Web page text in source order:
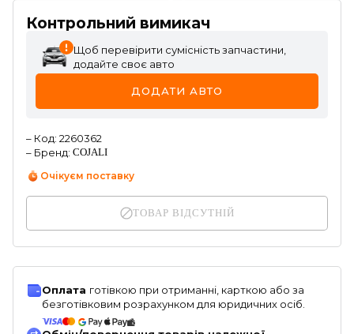
Контрольний вимикач
Щоб перевірити сумісність запчастини,
додайте своє авто
ДОДАТИ АВТО
– Код: 2260362
– Бренд: COJALI
Очікуєм поставку
ТОВАР ВІДСУТНІЙ
Оплата готівкою при отриманні, карткою або за
безготівковим розрахунком для юридичних осіб.